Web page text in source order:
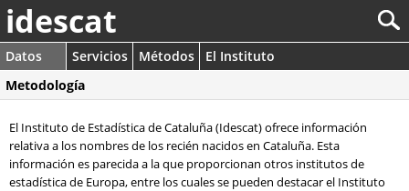
idescat
Datos Servicios Métodos
El Instituto
Metodología
El Instituto de Estadística de Cataluña (Idescat) ofrece información
relativa a los nombres de los recién nacidos en Cataluña. Esta
información es parecida a la que proporcionan otros institutos de
estadística de Europa, entre los cuales se pueden destacar el Instituto